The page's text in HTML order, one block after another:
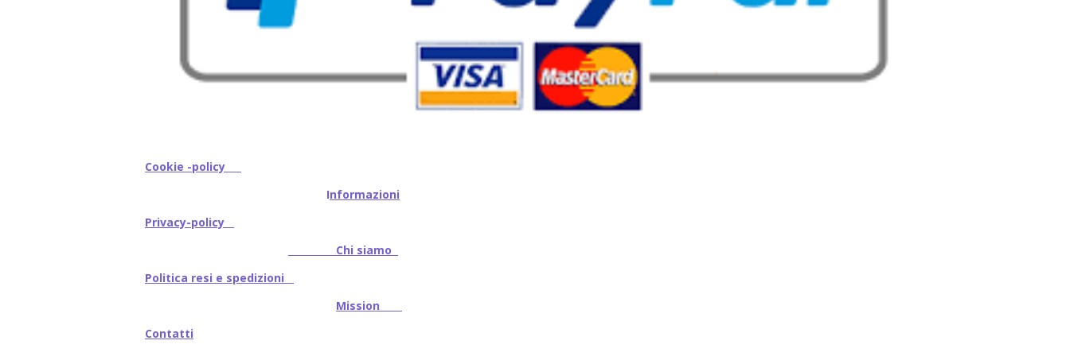
Cookie -policy
Informazioni
Privacy-policy
Chi siamo
Politica resi e spedizioni
Mission
Contatti